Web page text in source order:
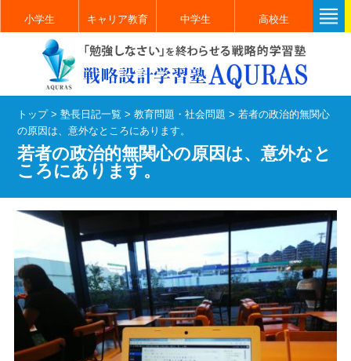
小学生 キャリア教育 中学生 高校生
トップ>塾長日記一覧 >教育問題・社会問題 >若者の政治的無関心
の原因は、意外なところにあります。
若者の政治的無関心の原因は、意外なと
ころにあります。